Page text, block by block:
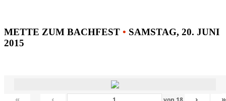
METTE ZUM BACHFEST • SAMSTAG, 20. JUNI
2015
« ‹ › »